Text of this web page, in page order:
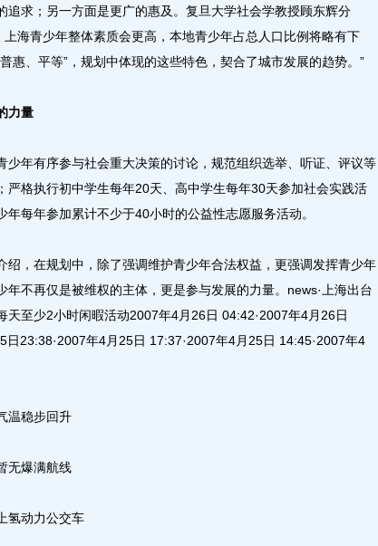
求；另一方面是更广的惠及。复旦大学社会学教授顾东辉分
上海青少年整体素质会更高，本地青少年占总人口比例将略有下
惠、平等”，规划中体现的这些特色，契合了城市发展的趋势。”
力量
年有序参与社会重大决策的讨论，规范组织选举、听证、评议等
严格执行初中学生每年20天、高中学生每年30天参加社会实践活
年每年参加累计不少于40小时的公益性志愿服务活动。
，在规划中，除了强调维护青少年合法权益，更强调发挥青少年
年不再仅是被维权的主体，更是参与发展的力量。news·上海出台
天至少2小时闲暇活动2007年4月26日 04:42·2007年4月26日
日23:38·2007年4月25日 17:37·2007年4月25日 14:45·2007年4
稳步回升
爆满航线
动力公交车